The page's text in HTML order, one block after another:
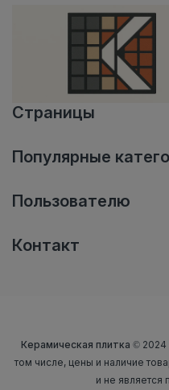
Страницы
Популярные
Пользователю
Контакт
Керамическая плитка © 2024
том числе, цены и наличие
и не является